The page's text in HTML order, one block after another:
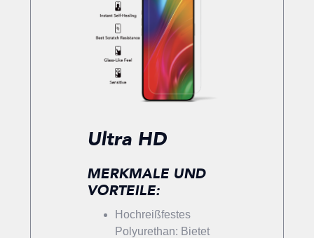
Ultra HD
MERKMALE UND
VORTEILE:
Hochreißfestes
Polyurethan: Bietet